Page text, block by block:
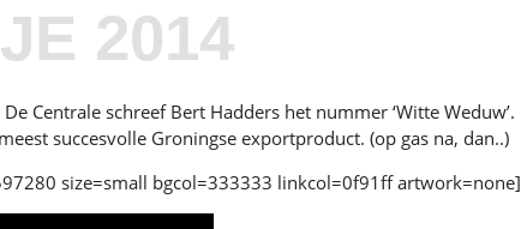
2014
Centrale schreef Bert Hadders het nummer ‘Witte Weduw’.
succesvolle Groningse exportproduct. (op gas na, dan..)
size=small bgcol=333333 linkcol=0f91ff artwork=none]